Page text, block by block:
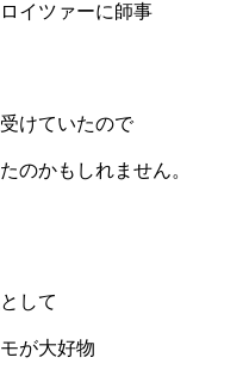
イツァーに師事
けていたので
のかもしれません。
して
が大好物